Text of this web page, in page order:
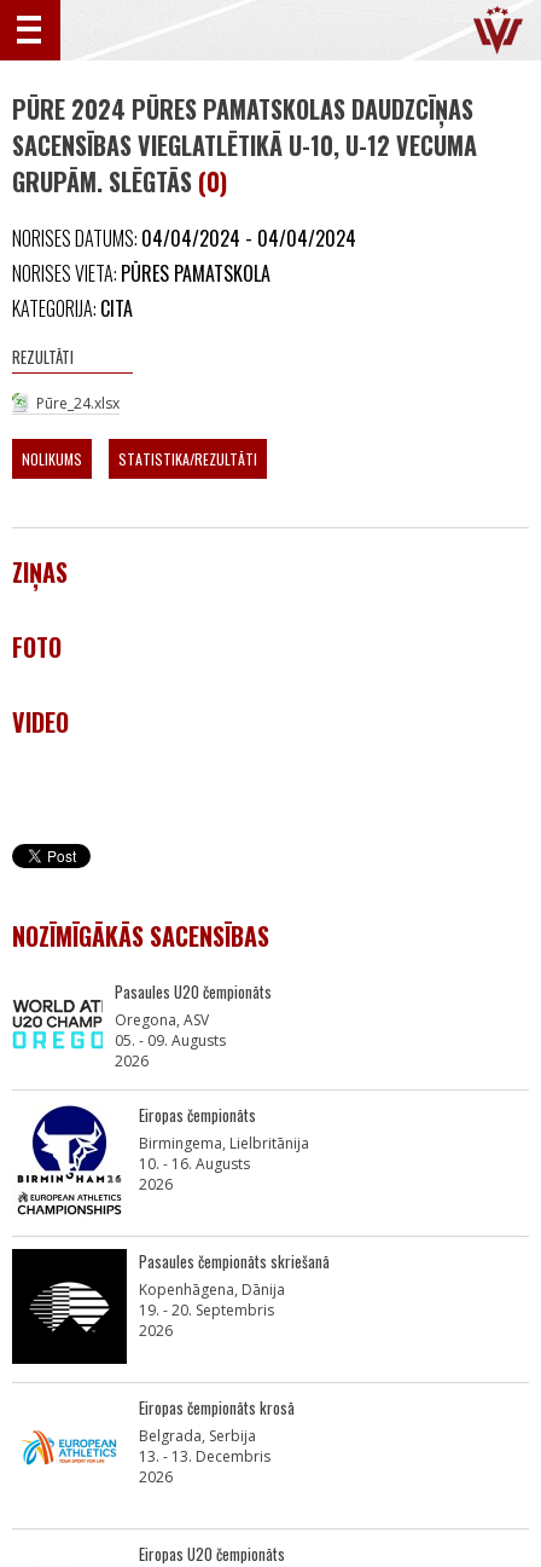
PŪRE 2024 PŪRES PAMATSKOLAS DAUDZCĪŅAS
SACENSĪBAS VIEGLATLĒTIKĀ U-10, U-12 VECUMA
GRUPĀM. SLĒGTĀS (0)
NORISES DATUMS: 04/04/2024 - 04/04/2024
NORISES VIETA: PŪRES PAMATSKOLA
KATEGORIJA: CITA
REZULTĀTI
Pūre_24.xlsx
NOLIKUMS STATISTIKA/REZULTĀTI
ZIŅAS
FOTO
VIDEO
NOZĪMĪGĀKĀS SACENSĪBAS
Pasaules U20 čempionāts
Oregona, ASV
05. - 09. Augusts
2026
Eiropas čempionāts
Birmingema, Lielbritānija
10. - 16. Augusts
2026
Pasaules čempionāts skriešanā
Kopenhāgena, Dānija
19. - 20. Septembris
2026
Eiropas čempionāts krosā
Belgrada, Serbija
13. - 13. Decembris
2026
Eiropas U20 čempionāts